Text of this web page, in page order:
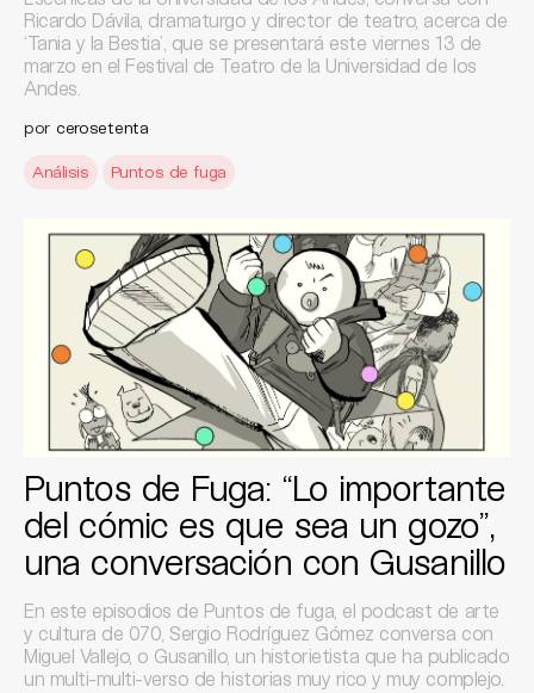
Ricardo Dávila, dramaturgo y director de teatro, acerca de
‘Tania y la Bestia’, que se presentará este viernes 13 de
marzo en el Festival de Teatro de la Universidad de los
Andes.
por cerosetenta
Análisis Puntos de fuga
Puntos de Fuga: “Lo importante
del cómic es que sea un gozo”,
una conversación con Gusanillo
En este episodios de Puntos de fuga, el podcast de arte
y cultura de 070, Sergio Rodríguez Gómez conversa con
Miguel Vallejo, o Gusanillo, un historietista que ha publicado
un multi-multi-verso de historias muy rico y muy complejo.